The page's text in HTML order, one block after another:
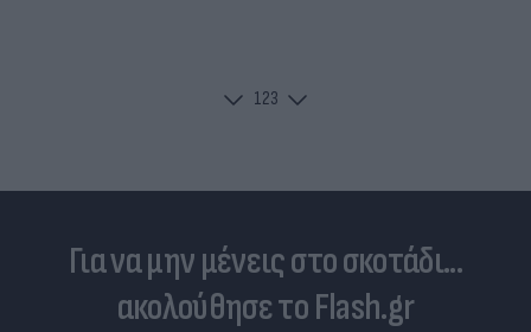
123
Για να μην μένεις στο σκοτάδι...
ακολούθησε το Flash.gr